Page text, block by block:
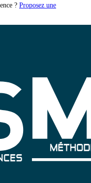
? Proposez une